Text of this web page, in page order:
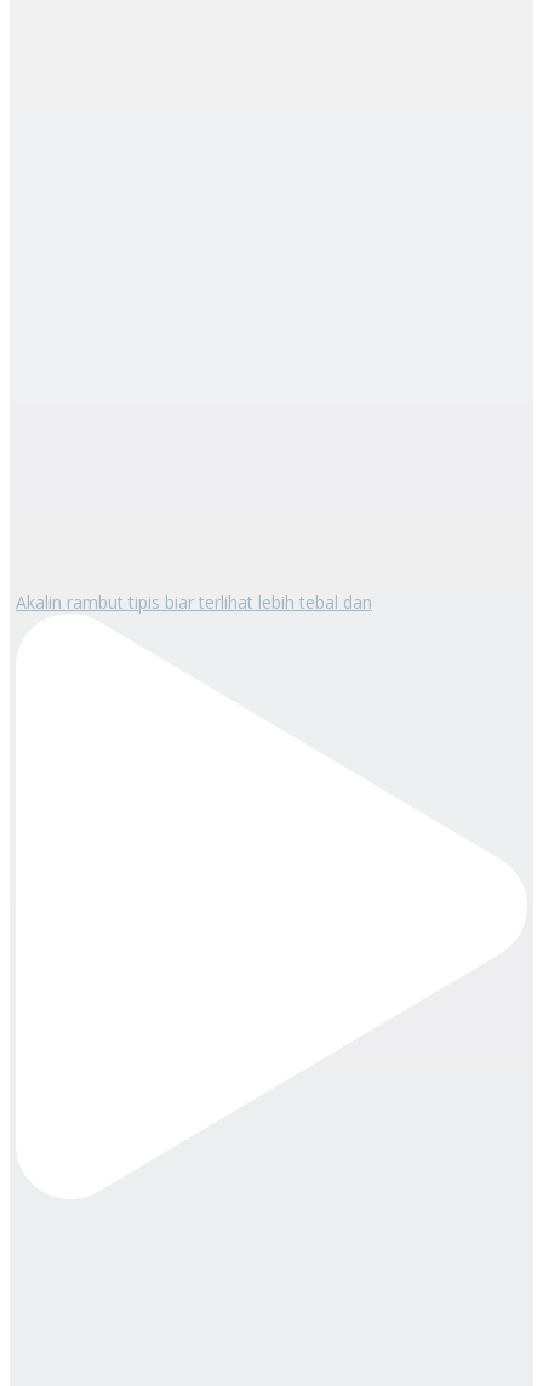
Akalin rambut tipis biar terlihat lebih tebal dan